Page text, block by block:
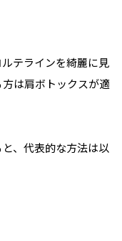
テラインを綺麗に見
は肩ボトックスが適
、代表的な方法は以